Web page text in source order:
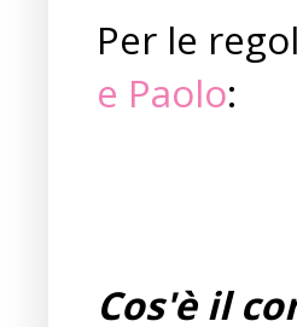
Per le
e Paolo:
Cos'è il